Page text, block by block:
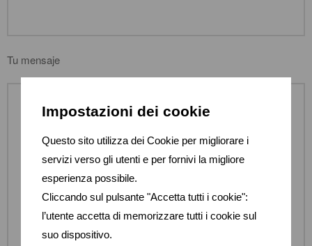
Impostazioni dei cookie
Questo sito utilizza dei Cookie per migliorare i
servizi verso gli utenti e per fornivi la migliore
esperienza possibile.
Cliccando sul pulsante "Accetta tutti i cookie":
l’utente accetta di memorizzare tutti i cookie sul
suo dispositivo.
Tu mensaje